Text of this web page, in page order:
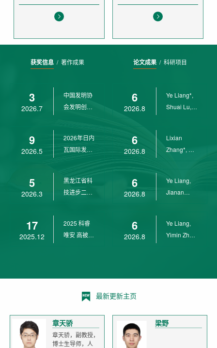
获奖信息/ 著作成果
3
2026.7
中国发明协
会发明创业
9
2026.5
2026年日内
瓦国际发明
5
2026.3
黑龙江省科
技进步二等
17
2025.12
2025 科睿
唯安 高被引
论文成果/ 科研项目
6
2026.8
Ye Liang*,
Shuai Lu,
6
2026.8
Lixian
Zhang*, Ye
6
2026.8
Ye Liang,
Jianan
6
2026.8
Ye Liang,
Yimin Zhu,
最新更新主页
章天骄
章天骄，副教授，
博士生导师，人
梁野